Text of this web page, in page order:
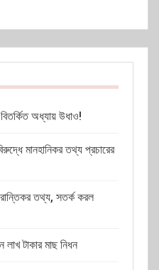
অধ্যায় উধাও!
মানহানিকর তথ্য প্রচারের
তথ্য, সতর্ক করল
লাখ টাকার মাছ নিধন